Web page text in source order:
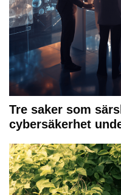
Tre saker som
cybersäkerhet